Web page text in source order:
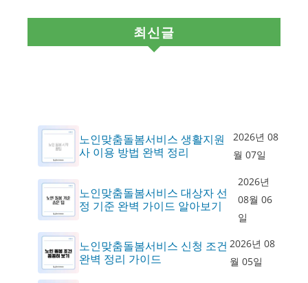
최신글
노인맞춤돌봄서비스 생활지원
사 이용 방법 완벽 정리
2026년 08
월 07일
노인맞춤돌봄서비스 대상자 선
정 기준 완벽 가이드 알아보기
2026년
08월 06
일
노인맞춤돌봄서비스 신청 조건
완벽 정리 가이드
2026년 08
월 05일